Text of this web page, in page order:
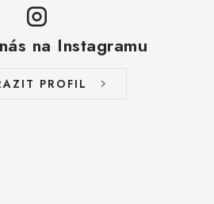
na Instagramu
PROFIL